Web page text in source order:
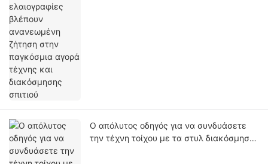
Ο απόλυτος οδηγός για να συνδυάσετε
την τέχνη τοίχου με τα στυλ διακόσμησης